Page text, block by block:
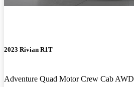
2023 Rivian R1T
Adventure Quad Motor Crew Cab AWD